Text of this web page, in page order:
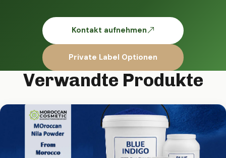
Kontakt aufnehmen
Private Label Optionen
Verwandte Produkte